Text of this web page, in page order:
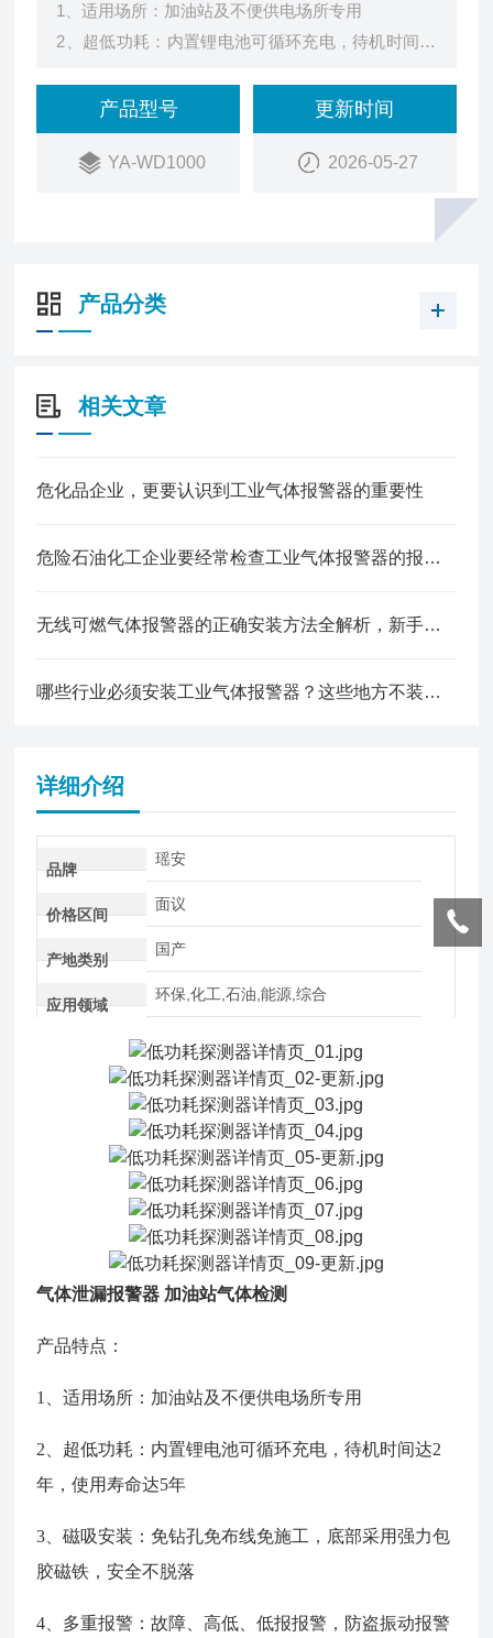
1、适用场所：加油站及不便供电场所专用
2、超低功耗：内置锂电池可循环充电，待机时间达
3、磁吸安装：免钻孔免布线免施工，底部采用强力
包胶磁铁，安全不脱落
4、多重报警：故障、高低、低报报警，防盗振动报
6、遥控操作：红外遥控调试免开盖，便于工作人员
操作，防止误触危险
产品型号
YA-WD1000
更新时间
2026-05-27
产品分类
相关文章
危化品企业，更要认识到工业气体报警器的重要性
危险石油化工企业要经常检查工业气体报警器的报警效果
无线可燃气体报警器的正确安装方法全解析，新手也能轻松上手
哪些行业必须安装工业气体报警器？这些地方不装可能违法！
详细介绍
品牌
瑶安
价格区间
面议
产地类别
国产
应用领域
环保,化工,石油,能源,综合
气体泄漏报警器 加油站气体检测
产品特点：
1、适用场所：加油站及不便供电场所专用
2、超低功耗：内置锂电池可循环充电，待机时间达2
年，使用寿命达5年
3、磁吸安装：免钻孔免布线免施工，底部采用强力包
胶磁铁，安全不脱落
4、多重报警：故障、高低、低报报警，防盗振动报警